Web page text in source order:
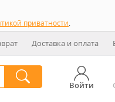
приватности.
Доставка и оплата
Войти